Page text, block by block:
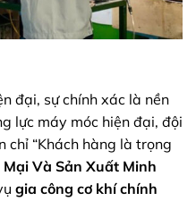
đại, sự chính xác là nền
lực máy móc hiện đại, đội
chỉ “Khách hàng là trọng
Và Sản Xuất Minh
gia công cơ khí chính